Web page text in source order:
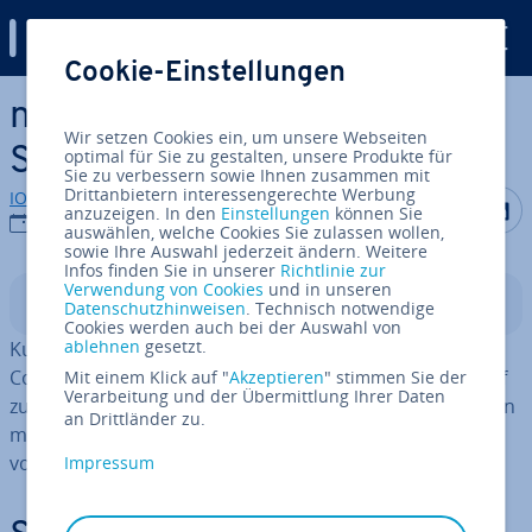
Zum Haupt­in­halt springen
n8n-Ku­ber­netes-Install:
Schritt-für-Schritt-Anleitung
IONOS Redaktion
08.04.2026
Auf Auf
In­halts­ver­zeich­nis
Ku­ber­netes wird genutzt, um An­wen­dun­gen wie n8n in
Con­tai­nern be­reit­zu­stel­len, zu verwalten und bei Bedarf
zu skalieren. In dieser Anleitung erfahren Sie, wie Sie n8n
mit Ku­ber­netes in­stal­lie­ren und so eine saubere, nach­
voll­zieh­ba­re Basis für den späteren Betrieb schaffen.
Cookie-Einstellungen
Wir setzen Cookies ein, um unsere Webseiten
optimal für Sie zu gestalten, unsere Produkte für
Sie zu verbessern sowie Ihnen zusammen mit
Drittanbietern interessengerechte Werbung
anzuzeigen. In den Einstellungen können Sie
auswählen, welche Cookies Sie zulassen wollen,
sowie Ihre Auswahl jederzeit ändern. Weitere
Infos finden Sie in unserer Richtlinie zur
Verwendung von Cookies und in unseren
Datenschutzhinweisen. Technisch notwendige
Cookies werden auch bei der Auswahl von
ablehnen gesetzt.
Mit einem Klick auf "Akzeptieren" stimmen Sie der
Verarbeitung und der Übermittlung Ihrer Daten
an Drittländer zu.
Impressum